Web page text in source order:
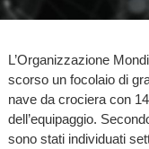
L’Organizzazione
scorso un focolaio di
nave da crociera con
dell’equipaggio.
sono stati individuati